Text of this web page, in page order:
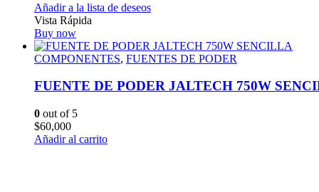
Añadir a la lista de deseos
Vista Rápida
Buy now
COMPONENTES, FUENTES DE PODER
FUENTE DE PODER JALTECH 750W
0 out of 5
$60,000
Añadir al carrito